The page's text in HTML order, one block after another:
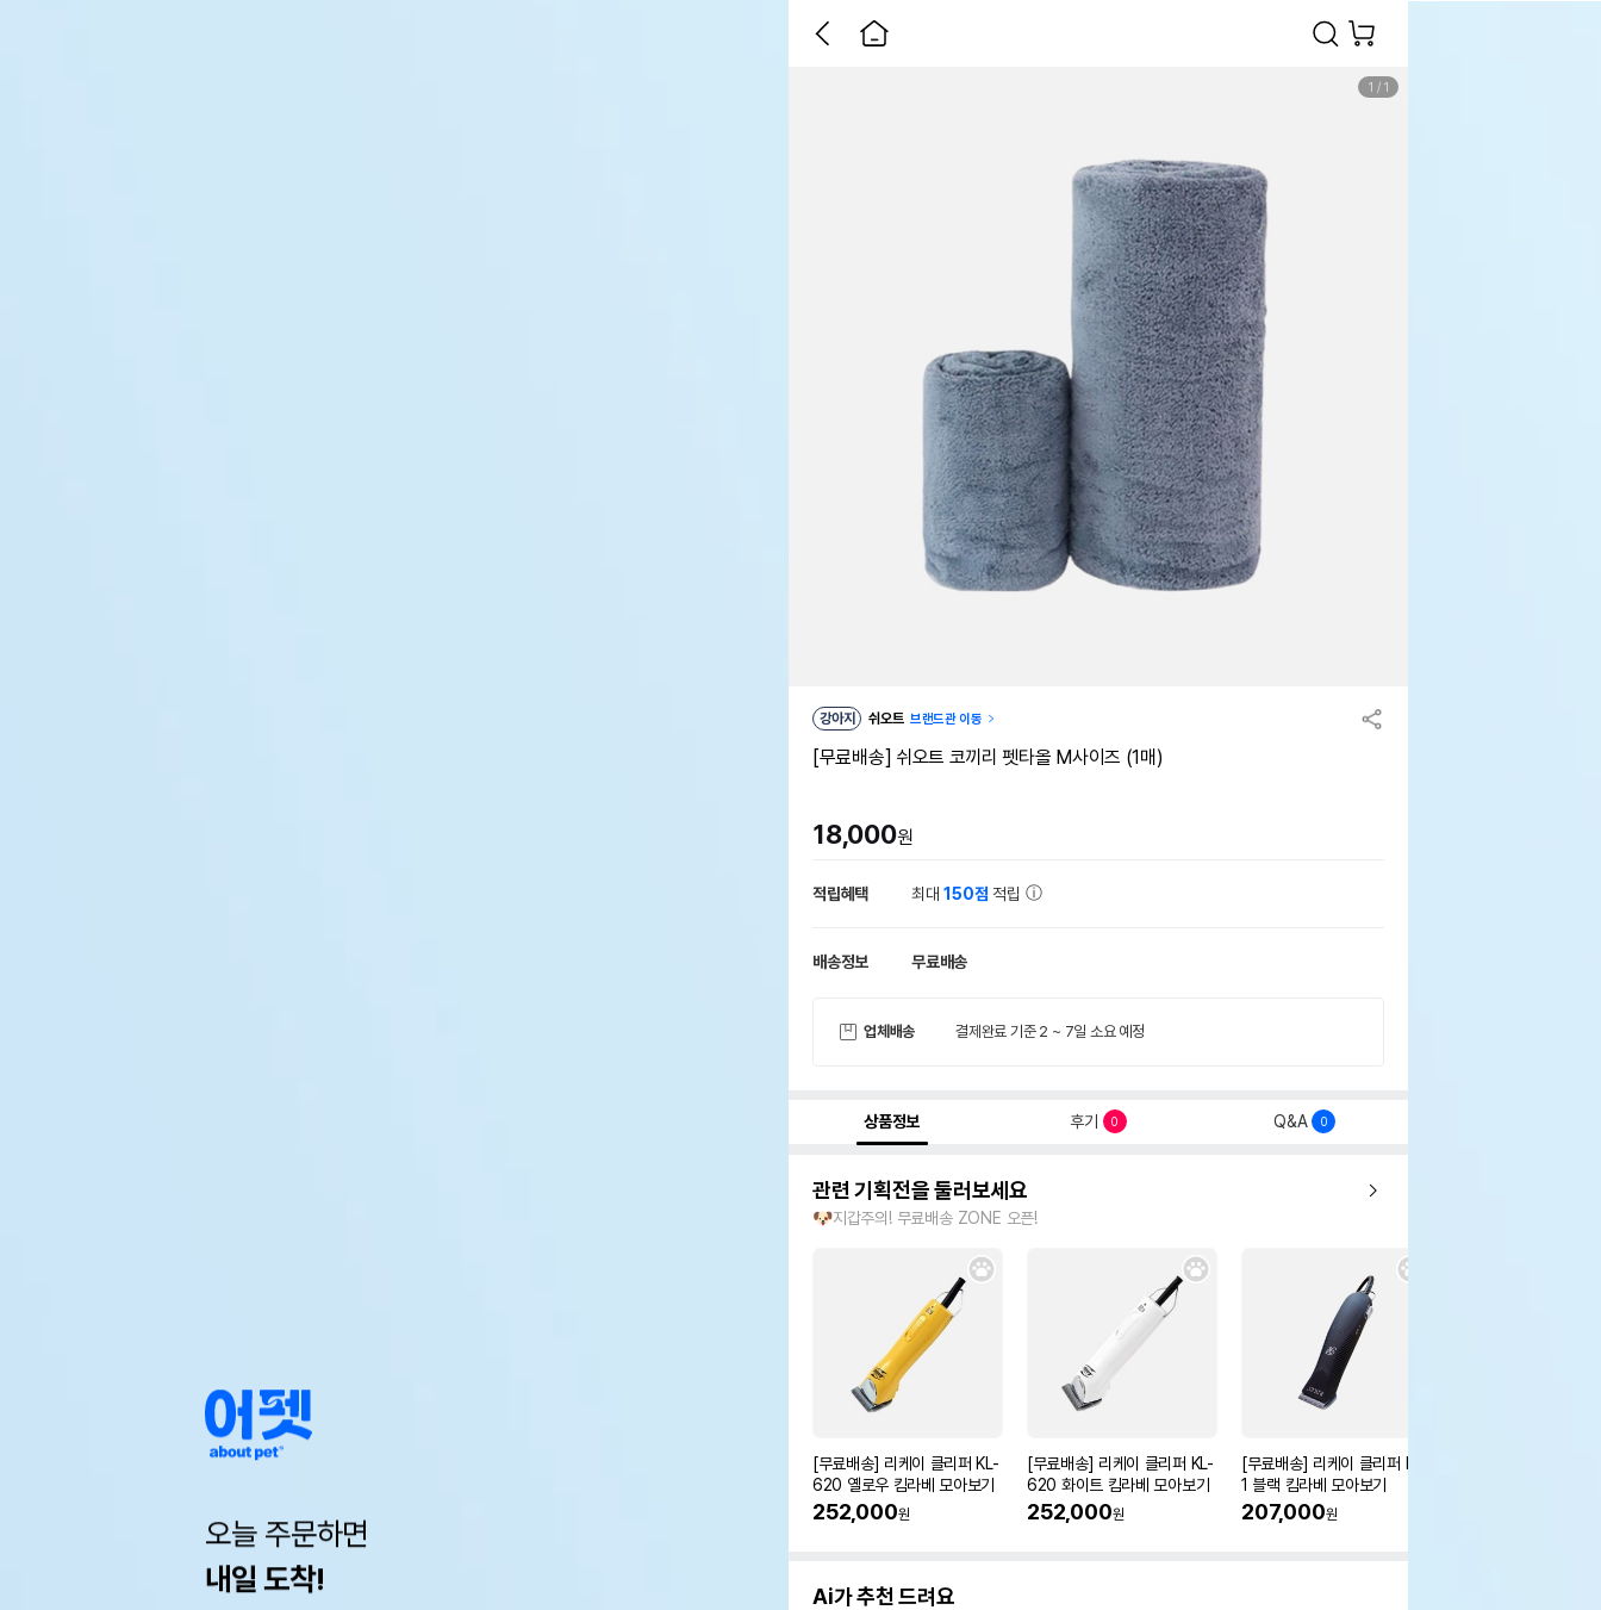
오늘 주문하면
내일 도착!
1 / 1
강아지 쉬오트 브랜드관 이동
[무료배송] 쉬오트 코끼리 펫타올 M사이즈 (1매)
18,000원
적립혜택 최대150점 적립
배송정보 무료배송
업체배송 결제완료 기준 2 ~ 7일 소요 예정
상품정보 후기 0 Q&A 0
관련 기획전을 둘러보세요
🐶지갑주의! 무료배송 ZONE 오픈!
[무료배송] 리케이 클리퍼 KL-
620 옐로우 킴라베 모아보기
252,000원
[무료배송] 리케이 클리퍼 KL-
620 화이트 킴라베 모아보기
252,000원
[무료배송] 리케이 클리퍼 RK-
1 블랙 킴라베 모아보기
207,000원
Ai가 추천 드려요